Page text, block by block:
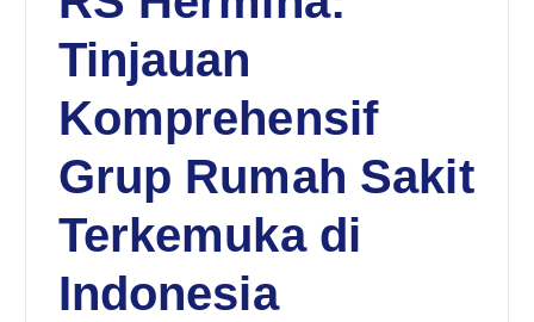
Tinjauan
Komprehensif
Grup Rumah Sakit
Terkemuka di
Indonesia